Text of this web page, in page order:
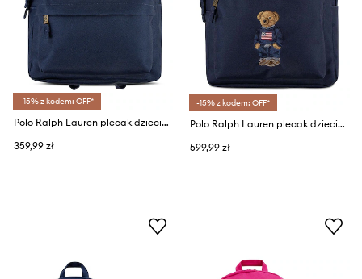
-15% z kodem: OFF*
Polo Ralph Lauren plecak dziecięcy
359,99 zł
-15% z kodem: OFF*
Polo Ralph Lauren plecak dziecięcy
599,99 zł